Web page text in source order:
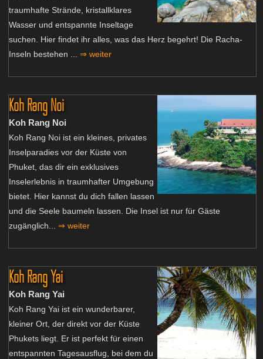
traumhafte Strände, kristallklares
Wasser und entspannte Inseltage
suchen. Hier findet ihr alles, was das Herz begehrt! Die Racha-
Inseln bestehen ... ⇒ weiter
Koh Rang Noi
Koh Rang Noi
Koh Rang Noi ist ein kleines, privates
Inselparadies vor der Küste von
Phuket, das dir ein exklusives
Inselerlebnis in traumhafter Umgebung
bietet. Hier kannst du dich fallen lassen
und die Seele baumeln lassen. Die Insel ist nur für Gäste
zugänglich... ⇒ weiter
Koh Rang Yai
Koh Rang Yai
Koh Rang Yai ist ein wunderbarer,
kleiner Ort, der direkt vor der Küste
Phukets liegt. Er ist perfekt für einen
entspannten Tagesausflug, bei dem du